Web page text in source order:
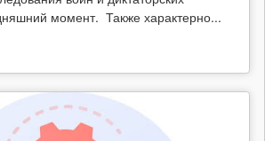
момент. Также характерно...